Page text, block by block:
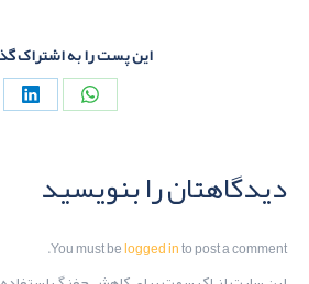
این پست را به اشتراک
Share
WhatsApp
Share
دیدگاهتان را بنویسید
You must belogged into post a comment.